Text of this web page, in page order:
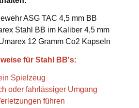
ASG TAC 4,5 mm BB
Stahl BB im Kaliber 4,5 mm
12 Gramm Co2 Kapseln
für Stahl BB's:
Spielzeug
oder fahrlässiger Umgang
führen